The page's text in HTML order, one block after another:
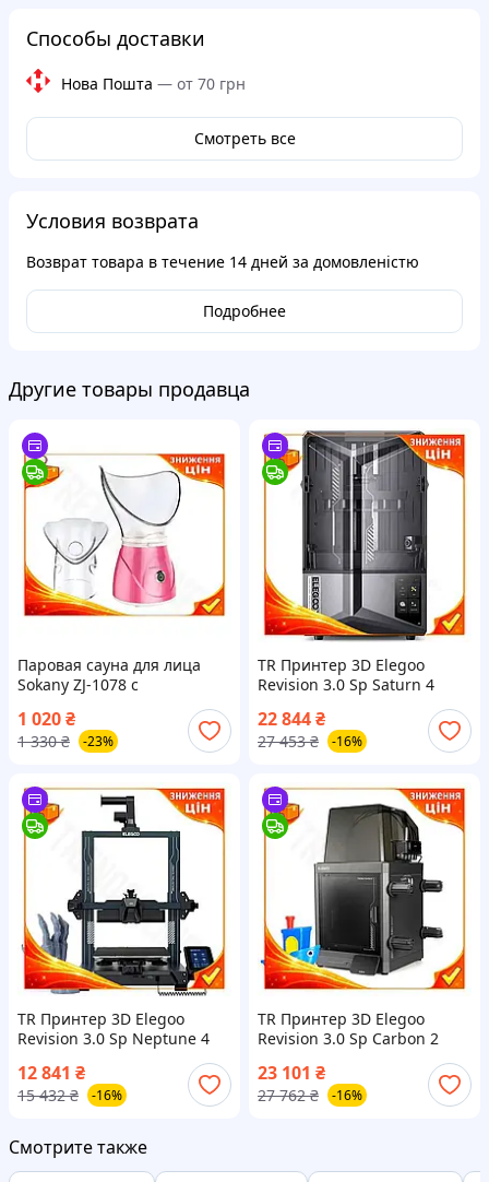
Способы доставки
Нова Пошта — от 70 грн
Смотреть все
Условия возврата
Возврат товара в течение 14 дней за домовленістю
Подробнее
Другие товары продавца
Паровая сауна для лица
Sokany ZJ-1078 с
ионизатором для глубокого
очищения кожи и
ингаляции TR-44
1 020₴
1 330 ₴ -23%
TR Принтер 3D Elegoo
Revision 3.0 Sp Saturn 4
монохромный для ABS-Like
с WiFi USB SpeR-4N
22 844₴
27 453 ₴ -16%
TR Принтер 3D Elegoo
Revision 3.0 Sp Neptune 4
Pro FDM для TPU PETG ABS
Nylon с сенсорным экраном
4.3 SpeR-4N
12 841 ₴
15 432 ₴ -16%
TR Принтер 3D Elegoo
Revision 3.0 Sp Carbon 2
закрытый корпус FDM для
PLA PETG ABS ASA с
сенсорным экр SpeR-4N
23 101 ₴
27 762 ₴ -16%
Смотрите также